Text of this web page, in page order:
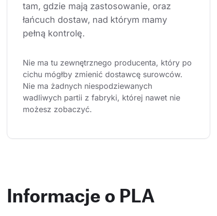
tam, gdzie mają zastosowanie, oraz
łańcuch dostaw, nad którym mamy
pełną kontrolę.
Nie ma tu zewnętrznego producenta, który po
cichu mógłby zmienić dostawcę surowców.
Nie ma żadnych niespodziewanych
wadliwych partii z fabryki, której nawet nie
możesz zobaczyć.
Informacje o PLA